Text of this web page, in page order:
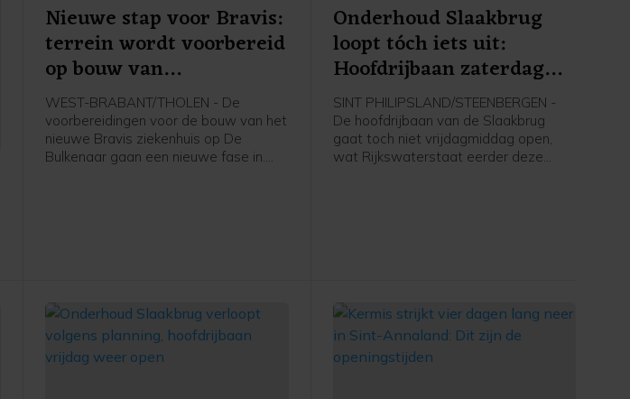
Nieuwe stap voor Bravis:
terrein wordt voorbereid
op bouw van
splinternieuw ziekenhuis
WEST-BRABANT/THOLEN - De
voorbereidingen voor de bouw van het
nieuwe Bravis ziekenhuis op De
Bulkenaar gaan een nieuwe fase in.
Onderhoud Slaakbrug
loopt tóch iets uit:
Hoofdrijbaan zaterdag
pas open
SINT PHILIPSLAND/STEENBERGEN -
De hoofdrijbaan van de Slaakbrug
gaat toch niet vrijdagmiddag open,
wat Rijkswaterstaat eerder deze